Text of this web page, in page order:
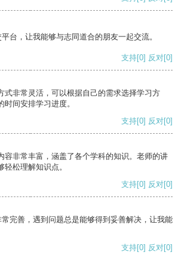
台，让我能够与志同道合的朋友一起交流。
支持[0] 反对[0]
式非常灵活，可以根据自己的需求选择学习方
间安排学习进度。
支持[0] 反对[0]
容非常丰富，涵盖了各个学科的知识。老师的讲
松理解知识点。
支持[0] 反对[0]
完善，遇到问题总是能够得到妥善解决，让我能
支持[0] 反对[0]